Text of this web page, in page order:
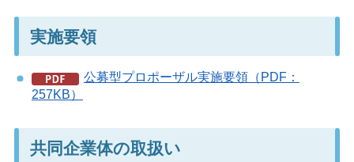
実施要領
公募型プロポーザル実施要領（PDF：
257KB）
共同企業体の取扱い